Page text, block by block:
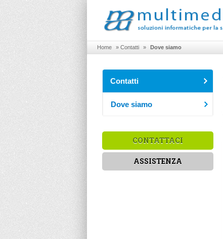
Home » Contatti » Dove siamo
Contatti
Dove siamo
CONTATTACI
ASSISTENZA